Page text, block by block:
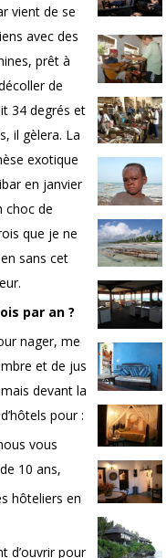
vient de se
avec des
prêt à
de
34 degrés et
il gèlera. La
exotique
en janvier
choc de
que je ne
sans cet
par an ?
nager, me
et de jus
devant la
pour :
vous
10 ans,
hôteliers en
d’ouvrir pour